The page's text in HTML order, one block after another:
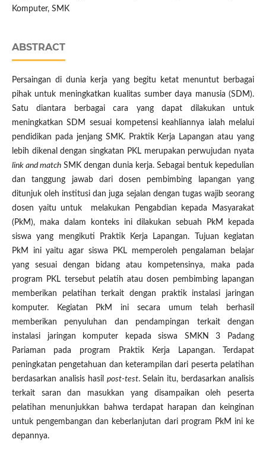
Komputer, SMK
ABSTRACT
Persaingan di dunia kerja yang begitu ketat menuntut berbagai
pihak untuk meningkatkan kualitas sumber daya manusia (SDM).
Satu diantara berbagai cara yang dapat dilakukan untuk
meningkatkan SDM sesuai kompetensi keahliannya ialah melalui
pendidikan pada jenjang SMK. Praktik Kerja Lapangan atau yang
lebih dikenal dengan singkatan PKL merupakan perwujudan nyata
link and matchSMK dengan dunia kerja. Sebagai bentuk kepedulian
dan tanggung jawab dari dosen pembimbing lapangan yang
ditunjuk oleh institusi dan juga sejalan dengan tugas wajib seorang
dosen yaitu untuk melakukan Pengabdian kepada Masyarakat
(PkM), maka dalam konteks ini dilakukan sebuah PkM kepada
siswa yang mengikuti Praktik Kerja Lapangan. Tujuan kegiatan
PkM ini yaitu agar siswa PKL memperoleh pengalaman belajar
yang sesuai dengan bidang atau kompetensinya, maka pada
program PKL tersebut pelatih atau dosen pembimbing lapangan
memberikan pelatihan terkait dengan praktik instalasi jaringan
komputer. Kegiatan PkM ini secara umum telah berhasil
memberikan penyuluhan dan pendampingan terkait dengan
instalasi jaringan komputer kepada siswa SMKN 3 Padang
Pariaman pada program Praktik Kerja Lapangan. Terdapat
peningkatan pengetahuan dan keterampilan dari peserta pelatihan
berdasarkan analisis hasil post-test. Selain itu, berdasarkan analisis
terkait saran dan masukkan yang disampaikan oleh peserta
pelatihan menunjukkan bahwa terdapat harapan dan keinginan
untuk pengembangan dan keberlanjutan dari program PkM ini ke
depannya.